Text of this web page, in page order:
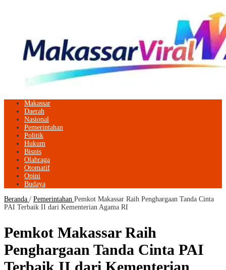
Makassar
Daerah
Nasional
Pemerintahan
Politik
Hukum
Bisnis
Olahraga
Otomatif
Opini
Budaya
Beranda / Pemerintahan Pemkot Makassar Raih Penghargaan Tanda Cinta
PAI Terbaik II dari Kementerian Agama RI
Pemkot Makassar Raih
Penghargaan Tanda Cinta PAI